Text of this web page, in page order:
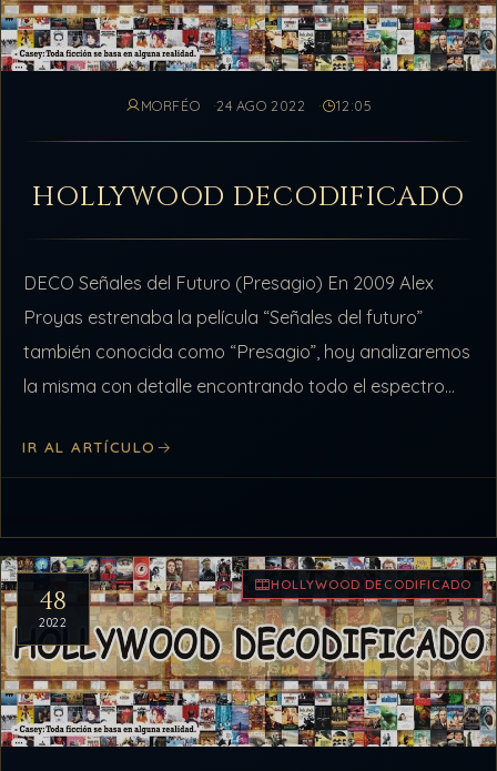
MORFÉO 24 AGO 2022 12:05
HOLLYWOOD DECODIFICADO
DECO Señales del Futuro (Presagio) En 2009 Alex
Proyas estrenaba la película “Señales del futuro”
también conocida como “Presagio”, hoy analizaremos
la misma con detalle encontrando todo el espectro
IR AL ARTÍCULO
48
2022
HOLLYWOOD DECODIFICADO